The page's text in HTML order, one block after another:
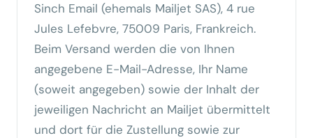
Sinch Email (ehemals Mailjet SAS), 4 rue
Jules Lefebvre, 75009 Paris, Frankreich.
Beim Versand werden die von Ihnen
angegebene E-Mail-Adresse, Ihr Name
(soweit angegeben) sowie der Inhalt der
jeweiligen Nachricht an Mailjet übermittelt
und dort für die Zustellung sowie zur